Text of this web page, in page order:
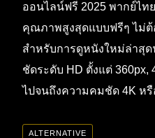
ออนไลน์ฟรี 2025 พากย์ไท
คุณภาพสูงสุดแบบฟรีๆ ไม่ต้
สำหรับการดูหนังใหม่ล่าสุ
ชัดระดับ HD ตั้งแต่ 360px,
ไปจนถึงความคมชัด 4K หรื
ALTERNATIVE